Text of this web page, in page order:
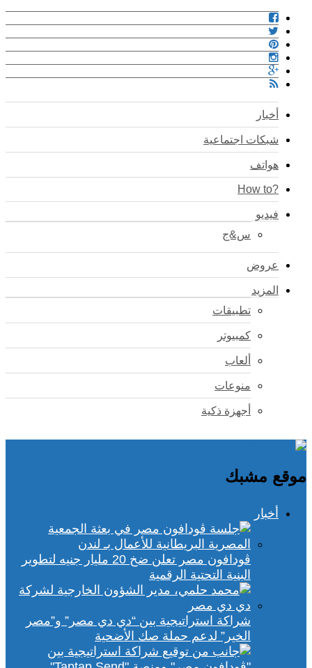
أخبار
شبكات اجتماعية
هواتف
?How to
فيديو
س&ج
عروض
المزيد
تطبيقات
كمبيوتر
ألعاب
منوعات
أجهزة ذكية
موقع مشبك
أخبار
ڤودافون مصر تعلن ضخ 20 مليار جنيه لتطوير
البنية التحتية الرقمية
شراكة استراتيجية بين “دي دي مصر” و”مصر
الخير” لدعم حملة صك الأضحية